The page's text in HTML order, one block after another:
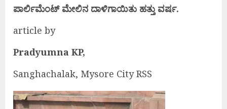
ಪಾರ್ಲಿಮೆಂಟ್ ಮೇಲಿನ ದಾಳಿಗಾಯಿತು ಹತ್ತು ವರ್ಷ.
article by
Pradyumna KP,
Sanghachalak, Mysore City RSS